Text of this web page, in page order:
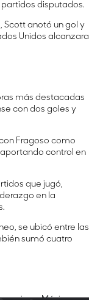
disputados.
Scott anotó un gol y
Unidos alcanzara
más destacadas
con dos goles y
Fragoso como
control en
que jugó,
en la
se ubicó entre las
sumó cuatro